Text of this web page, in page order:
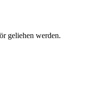
geliehen werden.